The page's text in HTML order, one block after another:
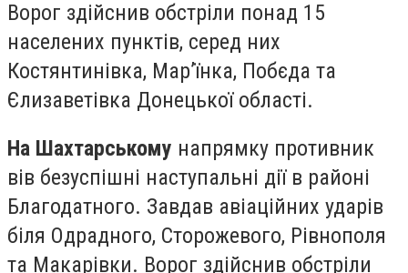
Ворог здійснив обстріли понад 15
населених пунктів, серед них
Костянтинівка, Мар’їнка, Побєда та
Єлизаветівка Донецької області.
На Шахтарському напрямку противник
вів безуспішні наступальні дії в районі
Благодатного. Завдав авіаційних ударів
біля Одрадного, Сторожевого, Рівнополя
та Макарівки. Ворог здійснив обстріли